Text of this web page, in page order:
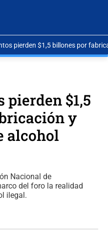
pierden $1,5 billones por
pierden $1,5
y
alcohol
Nacional de
del foro la realidad
ilegal.